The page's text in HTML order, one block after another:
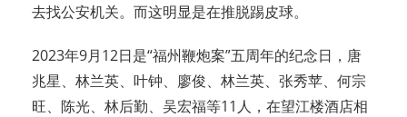
去找公安机关。而这明显是在推脱踢皮球。
2023年9月12日是“福州鞭炮案”五周年的纪念日，唐
兆星、林兰英、叶钟、廖俊、林兰英、张秀苹、何宗
旺、陈光、林后勤、吴宏福等11人，在望江楼酒店相